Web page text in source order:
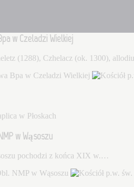
w Czeladzi Wielkiej
(1288), Czhelacz (ok. 1300),
w Wąsoszu
pochodzi z końca XIX w.…